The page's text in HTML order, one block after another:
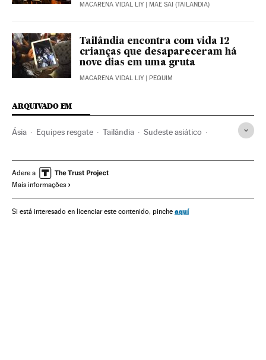
MACARENA VIDAL LIY | MAE SAI (TAILANDIA)
Tailândia encontra com vida 12
crianças que desapareceram há
nove dias em uma gruta
MACARENA VIDAL LIY | PEQUIM
ARQUIVADO EM
Ásia Equipes resgate Tailândia Sudeste asiático
Cueva Tham Huang Nang Non
Emergências
Adere a
Mais informações
Si está interesado en licenciar este contenido, pinche aquí